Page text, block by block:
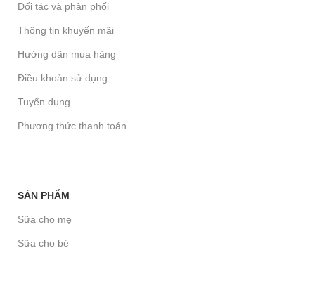
Đối tác và phân phối
Thông tin khuyến mãi
Hướng dãn mua hàng
Điều khoản sử dụng
Tuyển dụng
Phương thức thanh toán
SẢN PHẨM
Sữa cho mẹ
Sữa cho bé